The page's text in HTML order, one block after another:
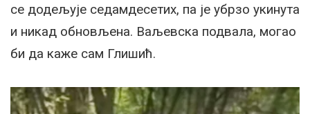
се додељује седамдесетих, па је убрзо укинута
и никад обновљена. Ваљевска подвала, могао
би да каже сам Глишић.